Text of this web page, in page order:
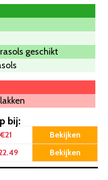
geschikt
bij:
€21 Bekijken
Bekijken